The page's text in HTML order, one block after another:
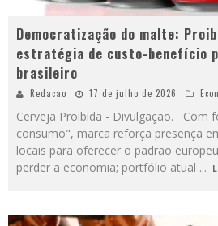
Democratização do malte:
estratégia de custo-benefício
brasileiro
Redacao 17 de julho de 2026
Cerveja Proibida - Divulgação. Com
consumo", marca reforça presença
locais para oferecer o padrão
perder a economia; portfólio atual ...